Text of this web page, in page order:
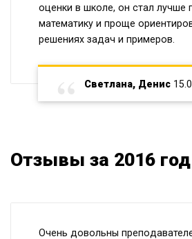
оценки в школе, он стал лучше
математику и проще
решениях задач и примеров.
Светлана, Денис
Отзывы за 2016 год
Очень довольны